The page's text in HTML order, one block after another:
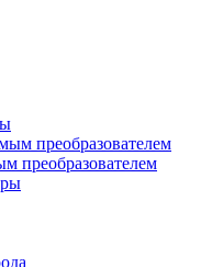
преобразователем
преобразователем